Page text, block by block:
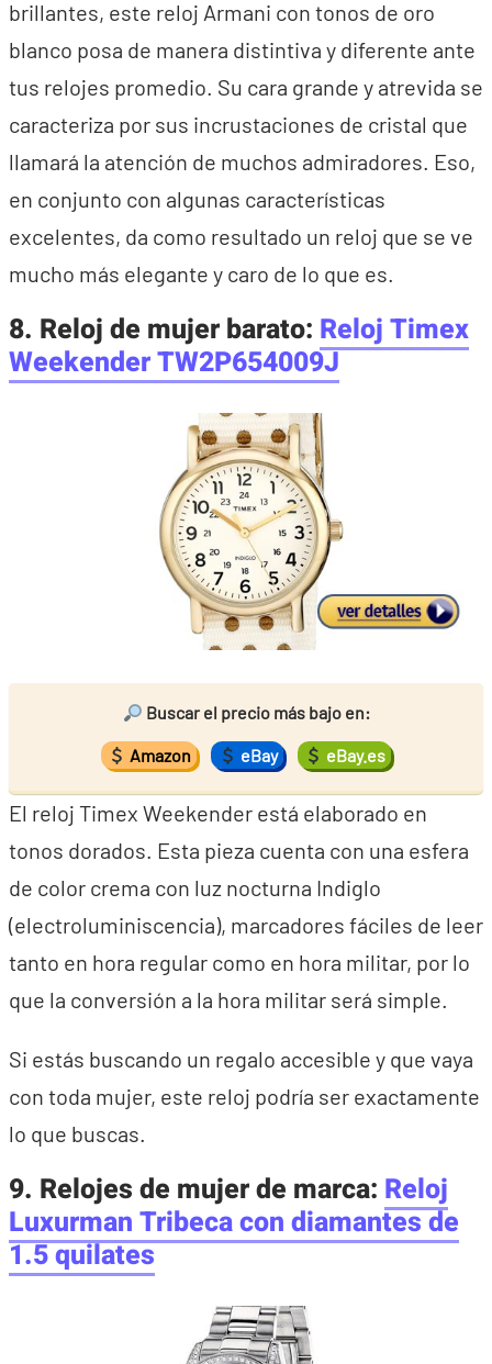
brillantes, este reloj Armani con tonos de oro
blanco posa de manera distintiva y diferente ante
tus relojes promedio. Su cara grande y atrevida se
caracteriza por sus incrustaciones de cristal que
llamará la atención de muchos admiradores. Eso,
en conjunto con algunas características
excelentes, da como resultado un reloj que se ve
mucho más elegante y caro de lo que es.
8. Reloj de mujerbarato: Reloj Timex
Weekender TW2P654009J
Buscar el precio más bajo en:
Amazon eBay eBay.es
El reloj Timex Weekender está elaborado en
tonos dorados. Esta pieza cuenta con una esfera
de color crema con luz nocturna Indiglo
(electroluminiscencia), marcadores fáciles de leer
tanto en hora regular como en hora militar, por lo
que la conversión a la hora militar será simple.
Si estás buscando un regalo accesible y que vaya
con toda mujer, este reloj podría ser exactamente
lo que buscas.
9. Relojes de mujer de marca: Reloj
Luxurman Tribeca con diamantes de
1.5 quilates